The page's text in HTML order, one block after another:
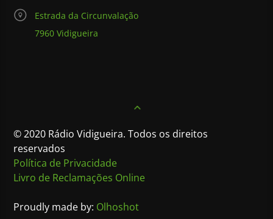
Estrada da Circunvalação
7960 Vidigueira
© 2020 Rádio Vidigueira. Todos os direitos
reservados
Política de Privacidade
Livro de Reclamações Online
Proudly made by: Olhoshot